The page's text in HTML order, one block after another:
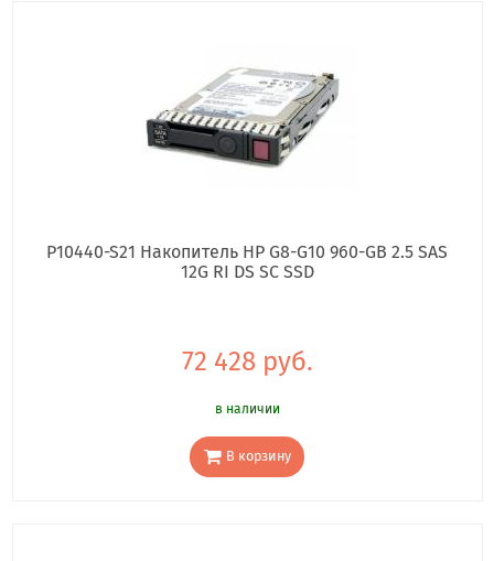
P10440-S21 Накопитель HP G8-G10 960-GB 2.5 SAS
12G RI DS SC SSD
72 428 руб.
в наличии
В корзину